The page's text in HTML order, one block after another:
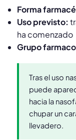
Forma
Uso previsto:
ha comenzado
Grupo
Tras el uso
puede
hacia la
chupar un
llevadero.